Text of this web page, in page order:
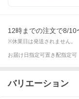
12時までの注文で8/
※休業日は発送されません。
お届け日指定可置き配指定可
バリエーション